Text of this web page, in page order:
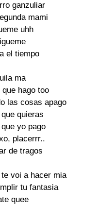
ganzuliar
mami
uhh
el tiempo
ma
hago too
las cosas apago
quieras
yo pago
placerrr..
de tragos
voi a hacer mia
tu fantasia
quee